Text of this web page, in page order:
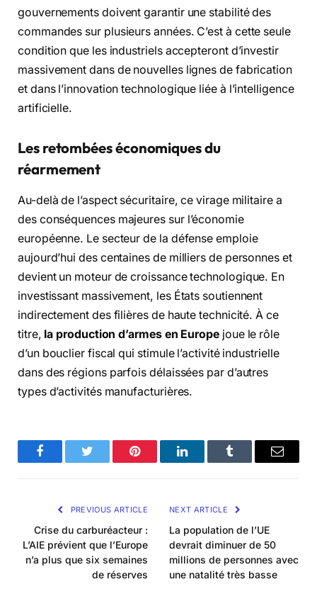
gouvernements doivent garantir une stabilité des
commandes sur plusieurs années. C’est à cette seule
condition que les industriels accepteront d’investir
massivement dans de nouvelles lignes de fabrication
et dans l’innovation technologique liée à l’intelligence
artificielle.
Les retombées économiques du
réarmement
Au-delà de l’aspect sécuritaire, ce virage militaire a
des conséquences majeures sur l’économie
européenne. Le secteur de la défense emploie
aujourd’hui des centaines de milliers de personnes et
devient un moteur de croissance technologique. En
investissant massivement, les États soutiennent
indirectement des filières de haute technicité. À ce
titre, la production d’armes en Europejoue le rôle
d’un bouclier fiscal qui stimule l’activité industrielle
dans des régions parfois délaissées par d’autres
types d’activités manufacturières.
FacebookTwitter Pinterest LinkedInTumblr Email
PREVIOUS ARTICLE
Crise du carburéacteur :
L’AIE prévient que l’Europe
n’a plus que six semaines
de réserves
NEXT ARTICLE
La population de l’UE
devrait diminuer de 50
millions de personnes avec
une natalité très basse